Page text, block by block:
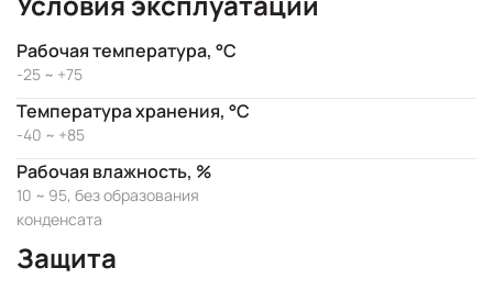
Рабочая температура, °C
-25 ~ +75
Температура хранения, °C
-40 ~ +85
Рабочая влажность, %
10 ~ 95, без образования
конденсата
Защита